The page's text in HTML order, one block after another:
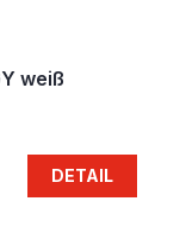
weiß
DETAIL